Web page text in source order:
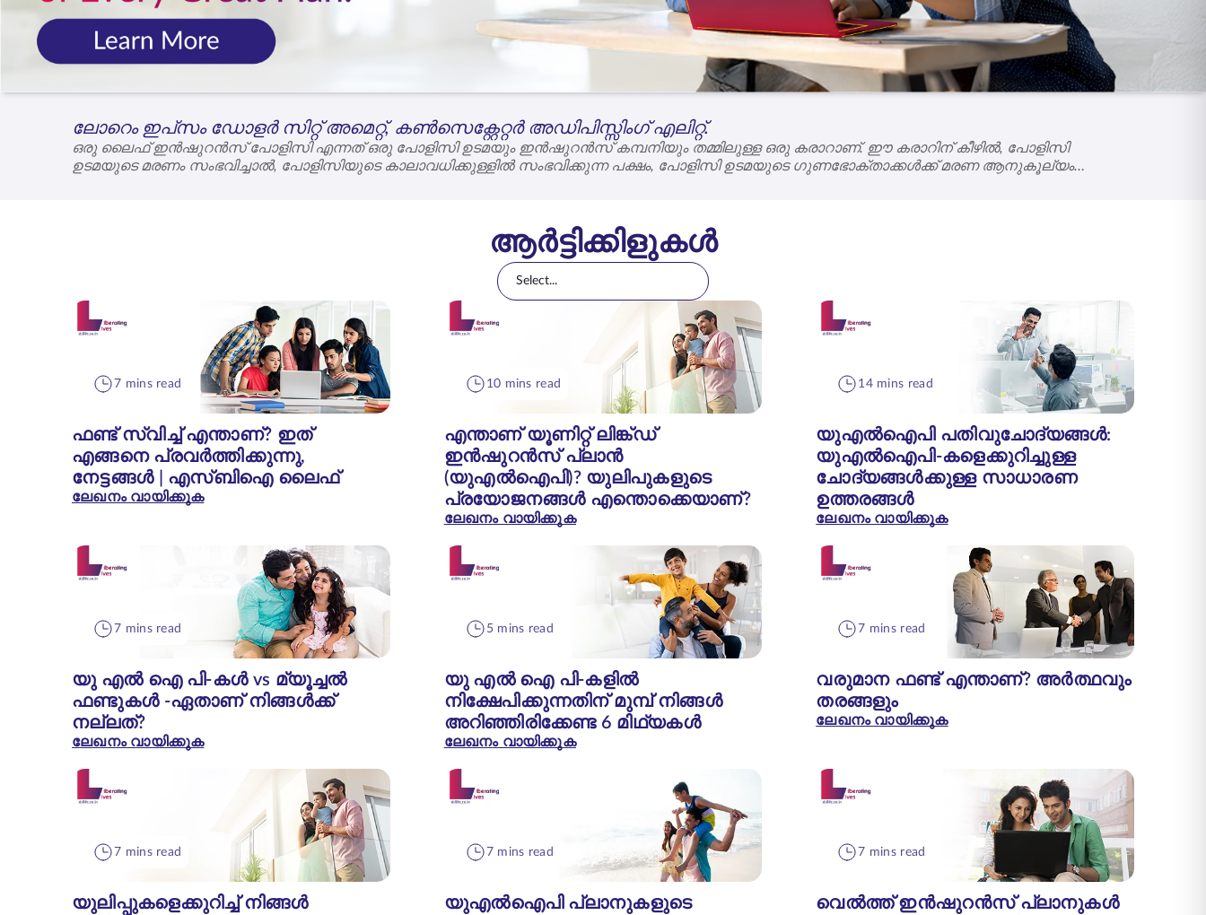
ലോറെം ഇപ്‌സം ഡോളർ സിറ്റ് അമെറ്റ്, കൺസെക്റ്റേറ്റർ അഡിപിസ്സിംഗ് എലിറ്റ്.
ഒരു ലൈഫ് ഇൻഷുറൻസ് പോളിസി എന്നത് ഒരു പോളിസി ഉടമയും ഇൻഷുറൻസ് കമ്പനിയും തമ്മിലുള്ള ഒരു കരാറാണ്. ഈ കരാറിന് കീഴിൽ, പോളിസി
ഉടമയുടെ മരണം സംഭവിച്ചാൽ, പോളിസിയുടെ കാലാവധിക്കുള്ളിൽ സംഭവിക്കുന്ന പക്ഷം, പോളിസി ഉടമയുടെ ഗുണഭോക്താക്കൾക്ക് മരണ ആനുകൂല്യം
ആർട്ടിക്കിളുകൾ
Select...
7 mins read
ഫണ്ട് സ്വിച്ച് എന്താണ്? ഇത്
എങ്ങനെ പ്രവർത്തിക്കുന്നു,
നേട്ടങ്ങൾ | എസ്‌ബി‌ഐ ലൈഫ്
ലേഖനം വായിക്കുക
10 mins read
എന്താണ് യൂണിറ്റ് ലിങ്ക്ഡ്
ഇൻഷുറൻസ് പ്ലാൻ
(യുഎൽഐപി)? യുലിപുകളുടെ
പ്രയോജനങ്ങൾ എന്തൊക്കെയാണ്?
ലേഖനം വായിക്കുക
14 mins read
യുഎൽഐപി പതിവുചോദ്യങ്ങൾ:
യുഎൽഐപി-കളെക്കുറിച്ചുള്ള
ചോദ്യങ്ങൾക്കുള്ള സാധാരണ
ഉത്തരങ്ങൾ
ലേഖനം വായിക്കുക
7 mins read
യു എൽ ഐ പി-കൾ vs മ്യൂച്ചൽ
ഫണ്ടുകൾ -ഏതാണ് നിങ്ങൾക്ക്
നല്ലത്?
ലേഖനം വായിക്കുക
5 mins read
യു എൽ ഐ പി-കളിൽ
നിക്ഷേപിക്കുന്നതിന് മുമ്പ് നിങ്ങൾ
അറിഞ്ഞിരിക്കേണ്ട 6 മിഥ്യകൾ
ലേഖനം വായിക്കുക
7 mins read
വരുമാന ഫണ്ട് എന്താണ്? അർത്ഥവും
തരങ്ങളും
ലേഖനം വായിക്കുക
7 mins read
യുലിപ്പുകളെക്കുറിച്ച് നിങ്ങൾ
7 mins read
യുഎൽഐപി പ്ലാനുകളുടെ
7 mins read
വെൽത്ത് ഇൻഷുറൻസ് പ്ലാനുകൾ